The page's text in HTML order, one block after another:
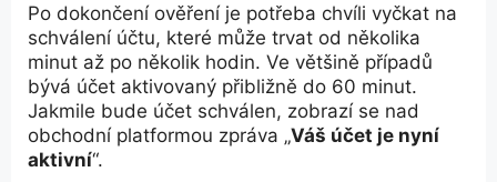
Po dokončení ověření je potřeba chvíli vyčkat na
schválení účtu, které může trvat od několika
minut až po několik hodin. Ve většině případů
bývá účet aktivovaný přibližně do 60 minut.
Jakmile bude účet schválen, zobrazí se nad
obchodní platformou zpráva „Váš účet je nyní
aktivní“.